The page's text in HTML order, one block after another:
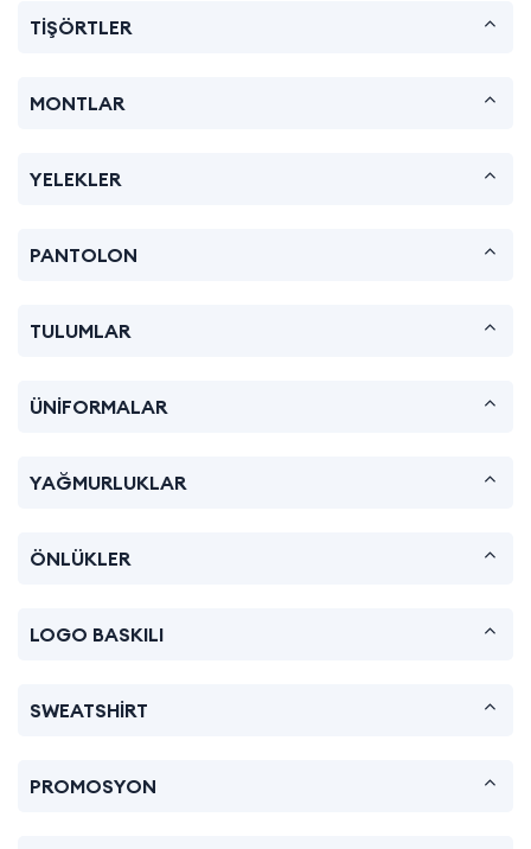
TİŞÖRTLER
MONTLAR
YELEKLER
PANTOLON
TULUMLAR
ÜNİFORMALAR
YAĞMURLUKLAR
ÖNLÜKLER
LOGO BASKILI
SWEATSHİRT
PROMOSYON